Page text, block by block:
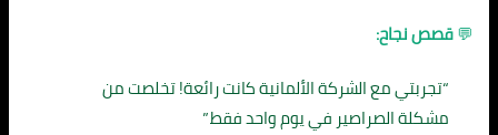
💬قصص نجاح:
“تجربتي مع الشركة الألمانية كانت رائعة! تخلصت من
مشكلة الصراصير في يوم واحد فقط.”